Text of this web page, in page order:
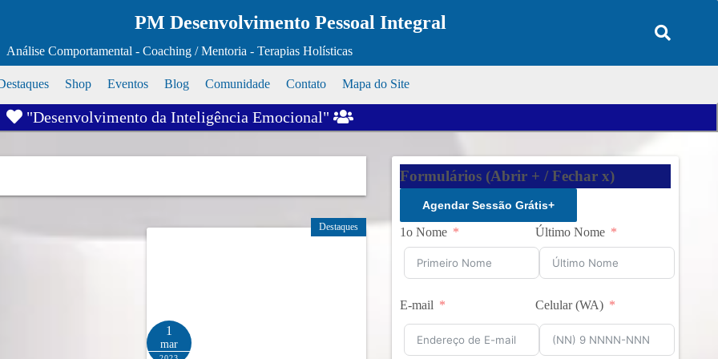
PM Desenvolvimento Pessoal Integral
Análise Comportamental - Coaching / Mentoria - Terapias Holísticas
Shop Eventos Blog Comunidade Contato Mapa do Site
"Desenvolvimento da Inteligência Emocional"
Destaques
1
mar
Formulários (Abrir + / Fechar x)
Agendar Sessão Grátis+
1o Nome Último Nome
E-mail Celular (WA)